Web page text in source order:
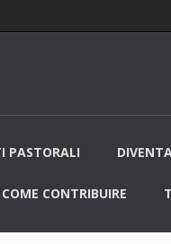
PASTORALI
COME CONTRIBUIRE